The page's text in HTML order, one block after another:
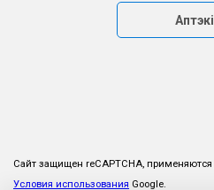
Аптэкі
Сайт защищен reCAPTCHA, применяются
Условия использования Google.